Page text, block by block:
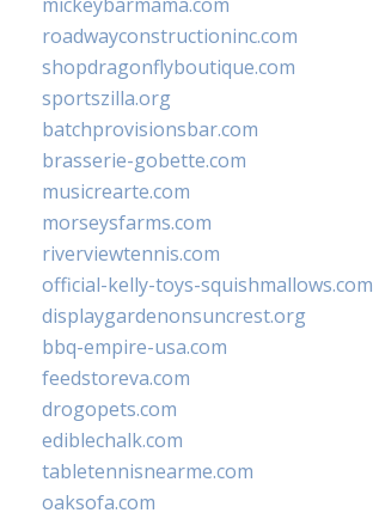
roadwayconstructioninc.com
shopdragonflyboutique.com
sportszilla.org
batchprovisionsbar.com
brasserie-gobette.com
musicrearte.com
morseysfarms.com
riverviewtennis.com
official-kelly-toys-squishmallows.com
displaygardenonsuncrest.org
bbq-empire-usa.com
feedstoreva.com
drogopets.com
ediblechalk.com
tabletennisnearme.com
oaksofa.com